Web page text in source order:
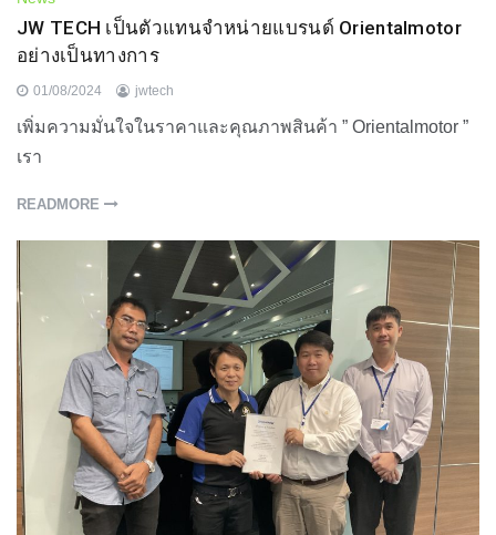
JW TECH เป็นตัวแทนจำหน่ายแบรนด์ Orientalmotor
อย่างเป็นทางการ
01/08/2024 jwtech
เพิ่มความมั่นใจในราคาและคุณภาพสินค้า ” Orientalmotor ”
เรา
READMORE